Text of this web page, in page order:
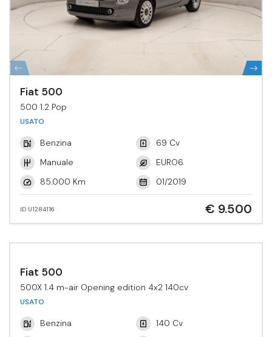
Fiat 500
500 1.2 Pop
USATO
Benzina
69 Cv
Manuale
EURO6.
85.000 Km
01/2019
ID U1284116 € 9.500
Fiat 500
500X 1.4 m-air Opening edition 4x2 140cv
USATO
Benzina
140 Cv